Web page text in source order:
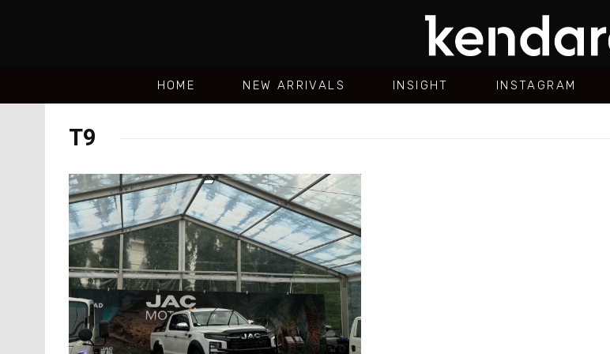
HOME NEW ARRIVALS INSIGHT INSTAGRAM
T9